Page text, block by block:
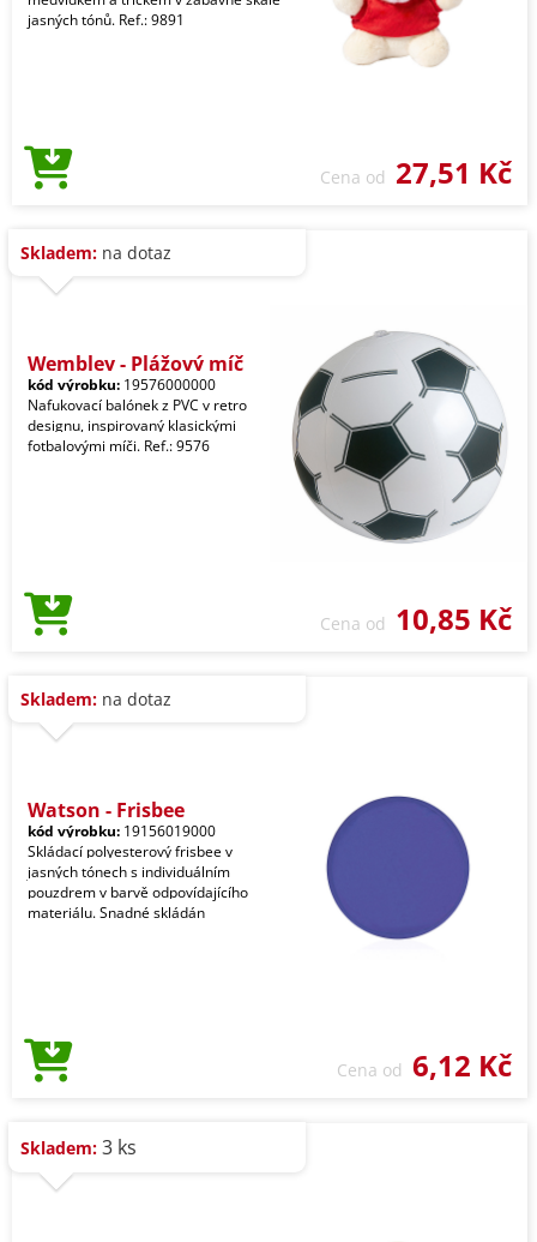
jasných tónů. Ref.: 9891
Cena od 27,51 Kč
Skladem: na dotaz
Wembley - Plážový míč
kód výrobku: 19576000000
Nafukovací balónek z PVC v retro
designu, inspirovaný klasickými
fotbalovými míči. Ref.: 9576
Cena od 10,85 Kč
Skladem: na dotaz
Watson - Frisbee
kód výrobku: 19156019000
Skládací polyesterový frisbee v
jasných tónech s individuálním
pouzdrem v barvě odpovídajícího
materiálu. Snadné skládán
Cena od 6,12 Kč
Skladem: 3 ks